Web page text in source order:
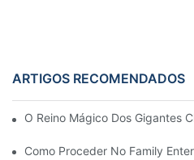
ARTIGOS RECOMENDADOS
O Reino Mágico Dos Gigantes
Como Proceder No Family